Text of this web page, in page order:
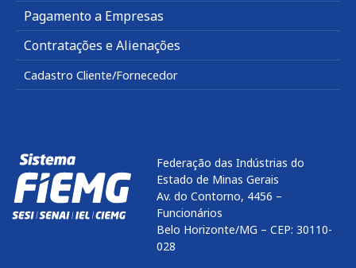
Pagamento a Empresas
Contratações e Alienações
Cadastro Cliente/Fornecedor
Federação das Indústrias do
Estado de Minas Gerais
Av. do Contorno, 4456 –
Funcionários
Belo Horizonte/MG – CEP: 30110-
028